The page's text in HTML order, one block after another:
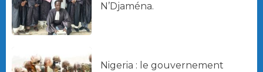
N’Djaména.
Nigeria : le gouvernement